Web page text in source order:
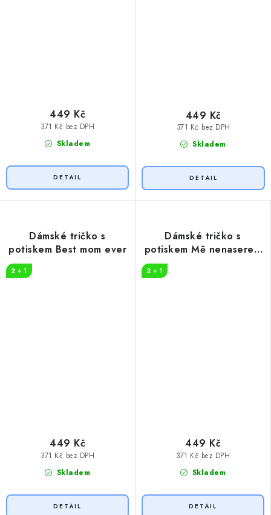
Skladem
371 Kč bez DPH
449 Kč
Skladem
371 Kč bez DPH
449 Kč
Dámské tričko s
potiskem Best mom ever
2 + 1
Skladem
371 Kč bez DPH
449 Kč
Dámské tričko s
potiskem Mě nenasereš,
živím puberťáka
2 + 1
Skladem
371 Kč bez DPH
449 Kč